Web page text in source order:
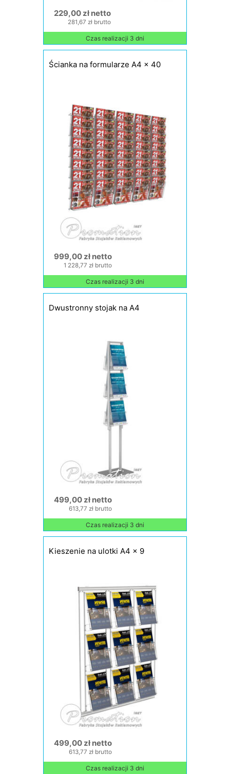
229,00 zł netto
281,67 zł brutto
Czas realizacji 3 dni
Ścianka na formularze A4 x 40
999,00 zł netto
1 228,77 zł brutto
Czas realizacji 3 dni
Dwustronny stojak na A4
499,00 zł netto
613,77 zł brutto
Czas realizacji 3 dni
Kieszenie na ulotki A4 x 9
499,00 zł netto
613,77 zł brutto
Czas realizacji 3 dni